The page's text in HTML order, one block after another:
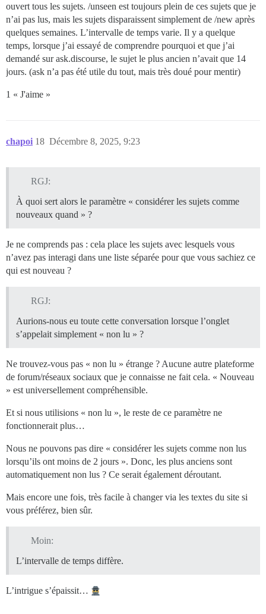
ouvert tous les sujets. /unseen est toujours plein de ces sujets que je
n’ai pas lus, mais les sujets disparaissent simplement de /new après
quelques semaines. L’intervalle de temps varie. Il y a quelque
temps, lorsque j’ai essayé de comprendre pourquoi et que j’ai
demandé sur ask.discourse, le sujet le plus ancien n’avait que 14
jours. (ask n’a pas été utile du tout, mais très doué pour mentir)
1 « J'aime »
chapoi Décembre 8, 2025, 9:23
18
RGJ:
À quoi sert alors le paramètre « considérer les sujets comme
nouveaux quand » ?
Je ne comprends pas : cela place les sujets avec lesquels vous
n’avez pas interagi dans une liste séparée pour que vous sachiez ce
qui est nouveau ?
RGJ:
Aurions-nous eu toute cette conversation lorsque l’onglet
s’appelait simplement « non lu » ?
Ne trouvez-vous pas « non lu » étrange ? Aucune autre plateforme
de forum/réseaux sociaux que je connaisse ne fait cela. « Nouveau
» est universellement compréhensible.
Et si nous utilisions « non lu », le reste de ce paramètre ne
fonctionnerait plus…
Nous ne pouvons pas dire « considérer les sujets comme non lus
lorsqu’ils ont moins de 2 jours ». Donc, les plus anciens sont
automatiquement non lus ? Ce serait également déroutant.
Mais encore une fois, très facile à changer via les textes du site si
vous préférez, bien sûr.
Moin:
L’intervalle de temps diffère.
L’intrigue s’épaissit…